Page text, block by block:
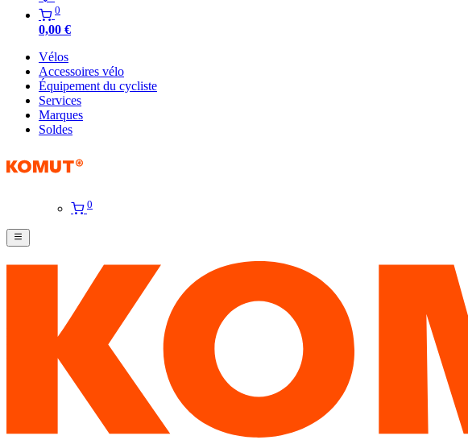
0
0,00 €
Vélos
Accessoires vélo
Équipement du cycliste
Services
Marques
Soldes
0